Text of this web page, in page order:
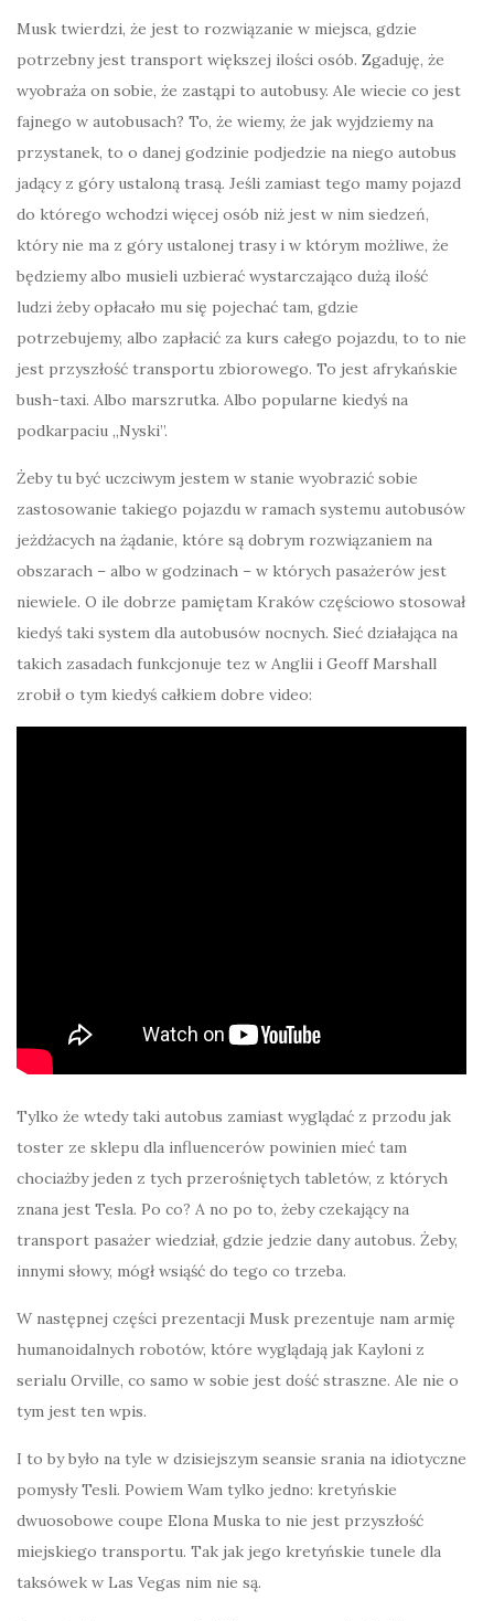
Musk twierdzi, że jest to rozwiązanie w miejsca, gdzie
potrzebny jest transport większej ilości osób. Zgaduję, że
wyobraża on sobie, że zastąpi to autobusy. Ale wiecie co jest
fajnego w autobusach? To, że wiemy, że jak wyjdziemy na
przystanek, to o danej godzinie podjedzie na niego autobus
jadący z góry ustaloną trasą. Jeśli zamiast tego mamy pojazd
do którego wchodzi więcej osób niż jest w nim siedzeń,
który nie ma z góry ustalonej trasy i w którym możliwe, że
będziemy albo musieli uzbierać wystarczająco dużą ilość
ludzi żeby opłacało mu się pojechać tam, gdzie
potrzebujemy, albo zapłacić za kurs całego pojazdu, to to nie
jest przyszłość transportu zbiorowego. To jest afrykańskie
bush-taxi. Albo marszrutka. Albo popularne kiedyś na
podkarpaciu „Nyski”.
Żeby tu być uczciwym jestem w stanie wyobrazić sobie
zastosowanie takiego pojazdu w ramach systemu autobusów
jeżdżacych na żądanie, które są dobrym rozwiązaniem na
obszarach – albo w godzinach – w których pasażerów jest
niewiele. O ile dobrze pamiętam Kraków częściowo stosował
kiedyś taki system dla autobusów nocnych. Sieć działająca na
takich zasadach funkcjonuje tez w Anglii i Geoff Marshall
zrobił o tym kiedyś całkiem dobre video:
Tylko że wtedy taki autobus zamiast wyglądać z przodu jak
toster ze sklepu dla influencerów powinien mieć tam
chociażby jeden z tych przerośniętych tabletów, z których
znana jest Tesla. Po co? A no po to, żeby czekający na
transport pasażer wiedział, gdzie jedzie dany autobus. Żeby,
innymi słowy, mógł wsiąść do tego co trzeba.
W następnej części prezentacji Musk prezentuje nam armię
humanoidalnych robotów, które wyglądają jak Kayloni z
serialu Orville, co samo w sobie jest dość straszne. Ale nie o
tym jest ten wpis.
I to by było na tyle w dzisiejszym seansie srania na idiotyczne
pomysły Tesli. Powiem Wam tylko jedno: kretyńskie
dwuosobowe coupe Elona Muska to nie jest przyszłość
miejskiego transportu. Tak jak jego kretyńskie tunele dla
taksówek w Las Vegas nim nie są.